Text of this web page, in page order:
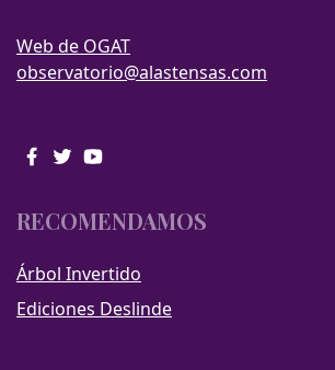
Web de OGAT
observatorio@alastensas.com
RECOMENDAMOS
Árbol Invertido
Ediciones Deslinde